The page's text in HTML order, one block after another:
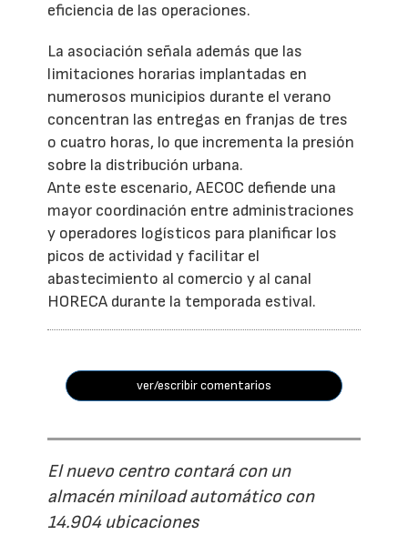
eficiencia de las operaciones.
La asociación señala además que las
limitaciones horarias implantadas en
numerosos municipios durante el verano
concentran las entregas en franjas de tres
o cuatro horas, lo que incrementa la presión
sobre la distribución urbana.
Ante este escenario, AECOC defiende una
mayor coordinación entre administraciones
y operadores logísticos para planificar los
picos de actividad y facilitar el
abastecimiento al comercio y al canal
HORECA durante la temporada estival.
ver/escribir comentarios
El nuevo centro contará con un
almacén miniload automático con
14.904 ubicaciones